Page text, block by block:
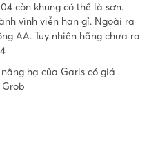
còn khung có thể là sơn.
vĩnh viễn han gỉ. Ngoài ra
AA. Tuy nhiên hãng chưa ra
hạ của Garis có giá